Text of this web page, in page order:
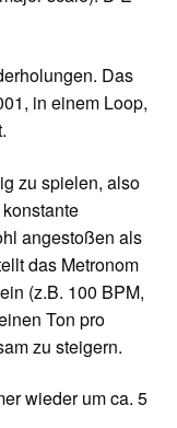
Das
in einem Loop,
zu spielen, also
angestoßen als
das Metronom
(z.B. 100 BPM,
Ton pro
zu steigern.
wieder um ca. 5